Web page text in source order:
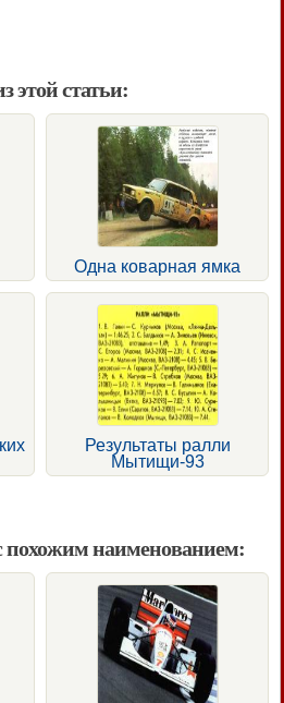
этой статьи:
Одна коварная ямка
Результаты ралли
Мытищи-93
похожим наименованием: